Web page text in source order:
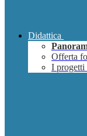
Didattica
Offerta
I progetti